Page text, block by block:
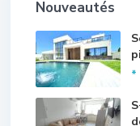
Nouveautés
*